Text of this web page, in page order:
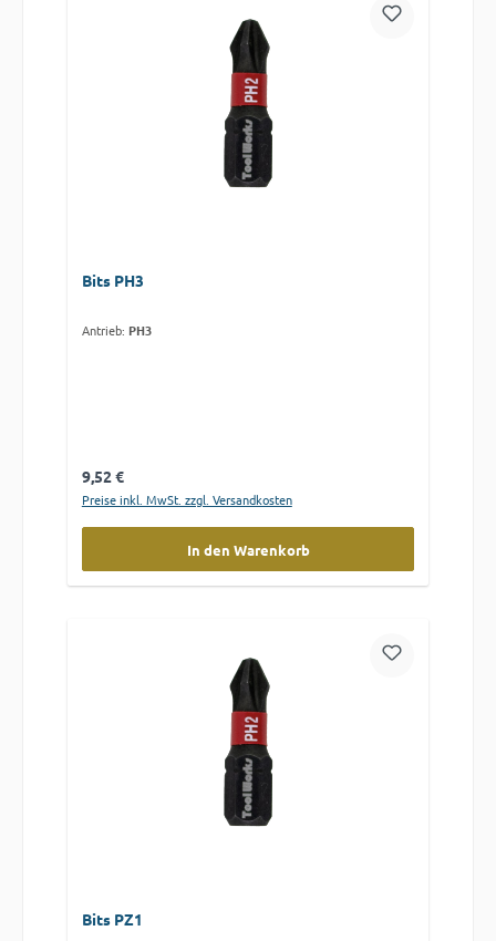
Bits PH3
Antrieb: PH3
Regulärer Preis:
9,52 €
Preise inkl. MwSt. zzgl. Versandkosten
In den Warenkorb
Bits PZ1